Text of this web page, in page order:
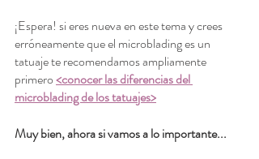
¡Espera! si eres nueva en este tema y crees
erróneamente que el microblading es un
tatuaje te recomendamos ampliamente
primero <conocer las diferencias del
microblading de los tatuajes>
Muy bien, ahora si vamos a lo importante...